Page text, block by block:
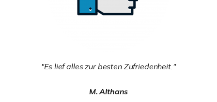
"Es lief alles zur besten Zufriedenheit."
M. Althans